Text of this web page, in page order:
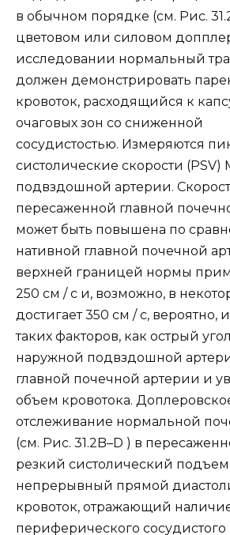
в обычном порядке (см. Рис.
цветовом или силовом
исследовании нормальный
должен демонстрировать
кровоток, расходящийся к
очаговых зон со сниженной
сосудистостью. Измеряются
систолические скорости
подвздошной артерии.
пересаженной главной
может быть повышена по
нативной главной почечной
верхней границей нормы
250 см / с и, возможно, в
достигает 350 см / с, вероятно,
таких факторов, как острый
наружной подвздошной
главной почечной артерии и
объем кровотока.
отслеживание нормальной
(см. Рис. 31.2B–D ) в
резкий систолический
непрерывный прямой
кровоток, отражающий
периферического сосудистого